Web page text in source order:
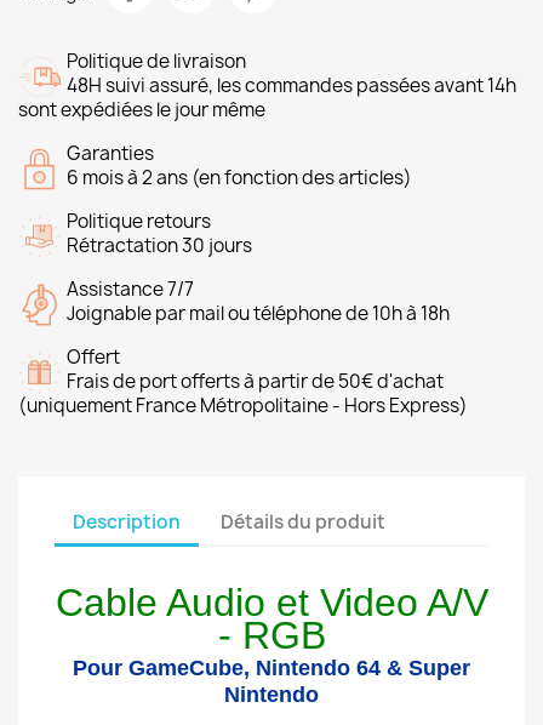
Politique de livraison
48H suivi assuré, les commandes passées avant 14h
sont expédiées le jour même
Garanties
6 mois à 2 ans (en fonction des articles)
Politique retours
Rétractation 30 jours
Assistance 7/7
Joignable par mail ou téléphone de 10h à 18h
Offert
Frais de port offerts à partir de 50€ d'achat
(uniquement France Métropolitaine - Hors Express)
Description Détails du produit
Cable Audio et Video A/V
- RGB
Pour GameCube, Nintendo 64 & Super
Nintendo